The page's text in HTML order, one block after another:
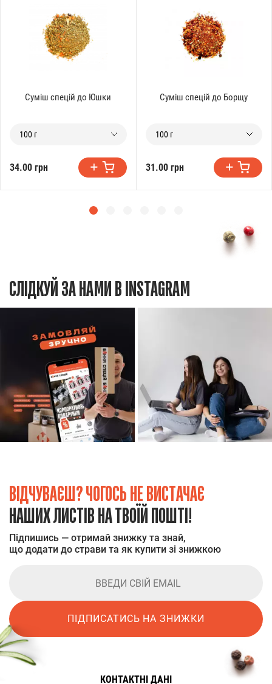
Суміш спецій до Юшки
100 г
34.00 грн
Суміш спецій до Борщу
100 г
31.00 грн
СЛІДКУЙ ЗА НАМИ В INSTAGRAM
ВІДЧУВАЄШ? ЧОГОСЬ НЕ ВИСТАЧАЄ
НАШИХ ЛИСТІВ НА ТВОЇЙ ПОШТІ!
Підпишись — отримай знижку та знай,
що додати до страви та як купити зі знижкою
ПІДПИСАТИСЬ НА ЗНИЖКИ
КОНТАКТНІ ДАНІ